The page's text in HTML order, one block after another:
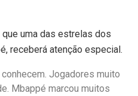
uma das estrelas dos
receberá atenção especial.
Jogadores muito
Mbappé marcou muitos